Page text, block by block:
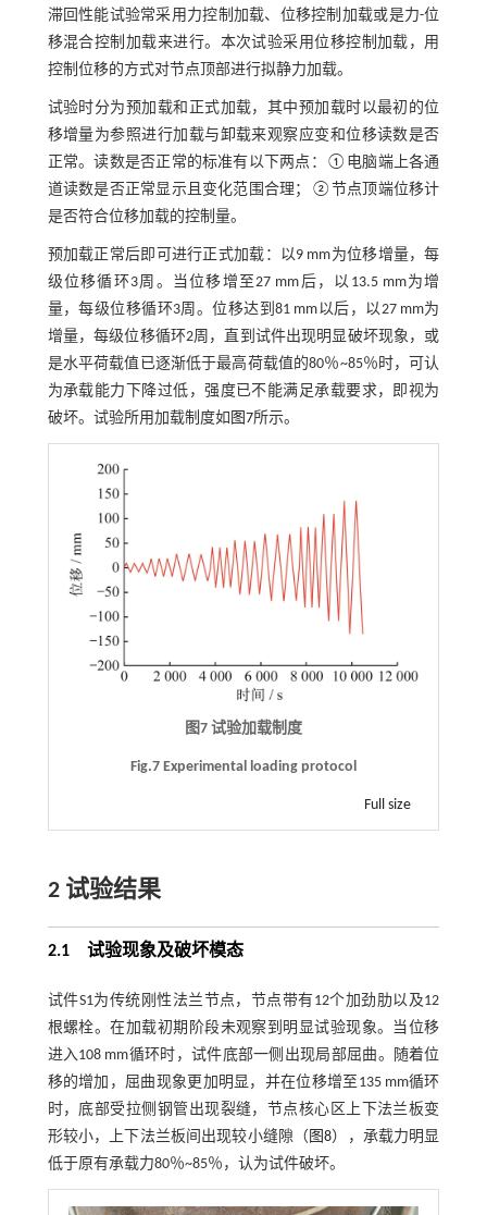
滞回性能试验常采用力控制加载、位移控制加载或是力-位
移混合控制加载来进行。本次试验采用位移控制加载，用
控制位移的方式对节点顶部进行拟静力加载。
试验时分为预加载和正式加载，其中预加载时以最初的位
移增量为参照进行加载与卸载来观察应变和位移读数是否
正常。读数是否正常的标准有以下两点：①电脑端上各通
道读数是否正常显示且变化范围合理；②节点顶端位移计
是否符合位移加载的控制量。
预加载正常后即可进行正式加载：以9 mm为位移增量，每
级位移循环3周。当位移增至27 mm后，以13.5 mm为增
量，每级位移循环3周。位移达到81 mm以后，以27 mm为
增量，每级位移循环2周，直到试件出现明显破坏现象，或
是水平荷载值已逐渐低于最高荷载值的80％~85％时，可认
为承载能力下降过低，强度已不能满足承载要求，即视为
破坏。试验所用加载制度如 图7所示。
图7 试验加载制度
Fig.7 Experimental loading protocol
Full size
2 试验结果
2.1试验现象及破坏模态
试件S1为传统刚性法兰节点，节点带有12个加劲肋以及12
根螺栓。在加载初期阶段未观察到明显试验现象。当位移
进入108 mm循环时，试件底部一侧出现局部屈曲。随着位
移的增加，屈曲现象更加明显，并在位移增至135 mm循环
时，底部受拉侧钢管出现裂缝，节点核心区上下法兰板变
形较小，上下法兰板间出现较小缝隙（ 图8），承载力明显
低于原有承载力80％~85％，认为试件破坏。